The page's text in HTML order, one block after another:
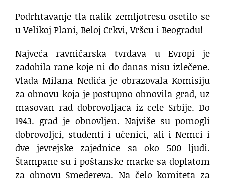
Podrhtavanje tla nalik zemljotresu osetilo se
u Velikoj Plani, Beloj Crkvi, Vršcu i Beogradu!
Najveća ravničarska tvrđava u Evropi je
zadobila rane koje ni do danas nisu izlečene.
Vlada Milana Nedića je obrazovala Komisiju
za obnovu koja je postupno obnovila grad, uz
masovan rad dobrovoljaca iz cele Srbije. Do
1943. grad je obnovljen. Najviše su pomogli
dobrovoljci, studenti i učenici, ali i Nemci i
dve jevrejske zajednice sa oko 500 ljudi.
Štampane su i poštanske marke sa doplatom
za obnovu Smedereva. Na čelo komiteta za